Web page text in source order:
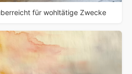
für wohltätige Zwecke